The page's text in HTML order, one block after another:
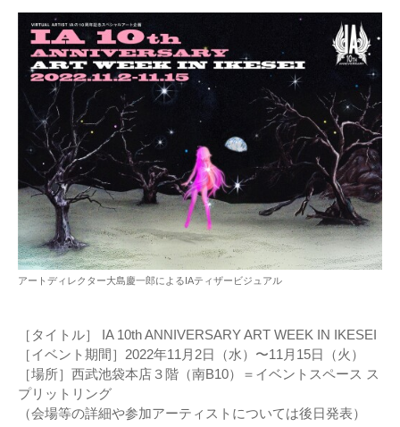
アートディレクター大島慶一郎によるIAティザービジュアル
［タイトル］ IA 10th ANNIVERSARY ART WEEK IN IKESEI
［イベント期間］2022年11月2日（水）〜11月15日（火）
［場所］西武池袋本店３階（南B10）＝イベントスペース ス
プリットリング
（会場等の詳細や参加アーティストについては後日発表）